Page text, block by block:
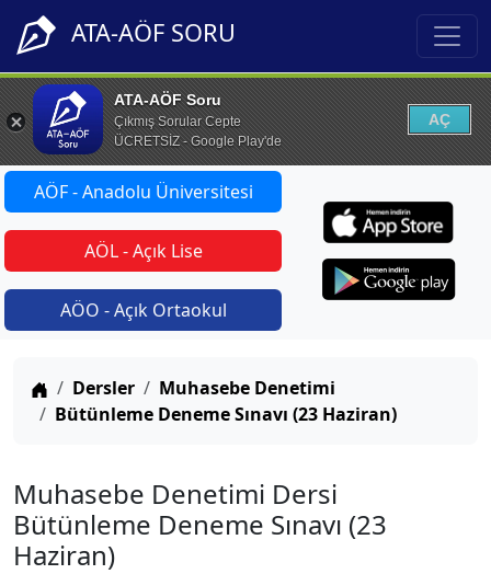
ATA-AÖF SORU
ATA-AÖF Soru
Çıkmış Sorular Cepte
ÜCRETSİZ - Google Play'de
AÇ
AÖF - Anadolu Üniversitesi
AÖL - Açık Lise
AÖO - Açık Ortaokul
Anasayfa
Dersler
Muhasebe Denetimi
Bütünleme Deneme Sınavı (23 Haziran)
Muhasebe Denetimi Dersi
Bütünleme Deneme Sınavı (23
Haziran)